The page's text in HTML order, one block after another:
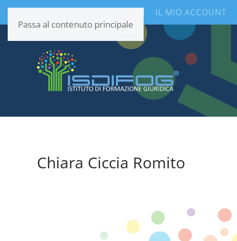
Passa al contenuto principale
CONTENUTI INFORMATIVI IL MIO ACCOUNT
Chiara Ciccia Romito